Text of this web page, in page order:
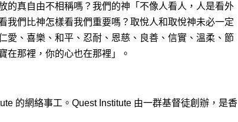
的真自由不相稱嗎？我們的神「不像人看人，人是看外
我們比神怎樣看我們重要嗎？取悅人和取悅神未必一定
愛、喜樂、和平、忍耐、恩慈、良善、信實、溫柔、節
在那裡，你的心也在那裡」。
的網絡事工。Quest Institute 由一群基督徒創辦，是香